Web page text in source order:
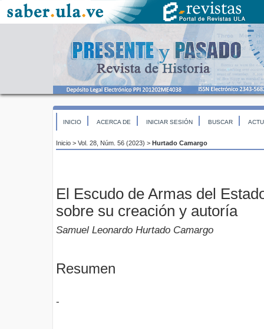
INICIO ACERCA DE INICIAR SESIÓN BUSCAR
Inicio > Vol. 28, Núm. 56 (2023) > Hurtado Camargo
El Escudo de Armas del
sobre su creación y autoría
Samuel Leonardo Hurtado Camargo
Resumen
-